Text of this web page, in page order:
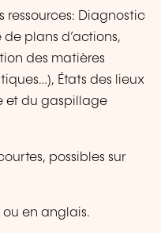
ressources: Diagnostic
plans d’actions,
des matières
États des lieux
et du gaspillage
possibles sur
ou en anglais.